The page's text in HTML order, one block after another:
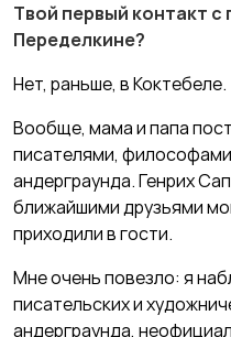
Твой первый контакт
Переделкине?
Нет, раньше, в Коктебеле.
Вообще, мама и папа
писателями,
андерграунда. Генрих
ближайшими друзьями
приходили в гости.
Мне очень повезло: я
писательских и
андерграунда,